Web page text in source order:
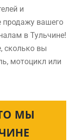
и
продажу вашего
в Тульчине!
сколько вы
мотоцикл или
МЫ